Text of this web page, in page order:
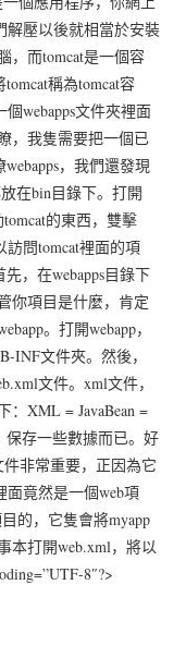
解壓以後就相當於安裝
，而tomcat是一個容
稱為tomcat容
webapps文件夾裡面
，我隻需要把一個已
，我們還發現
在bin目錄下。打開
的東西，雙擊
訪問tomcat裡面的項
，在webapps目錄下
你項目是什麼，肯定
。打開webapp，
INF文件夾。然後，
文件。xml文件，
XML = JavaBean =
保存一些數據而已。好
非常重要，正因為它
面竟然是一個web項
的，它隻會將myapp
本打開web.xml，將以
8″?>